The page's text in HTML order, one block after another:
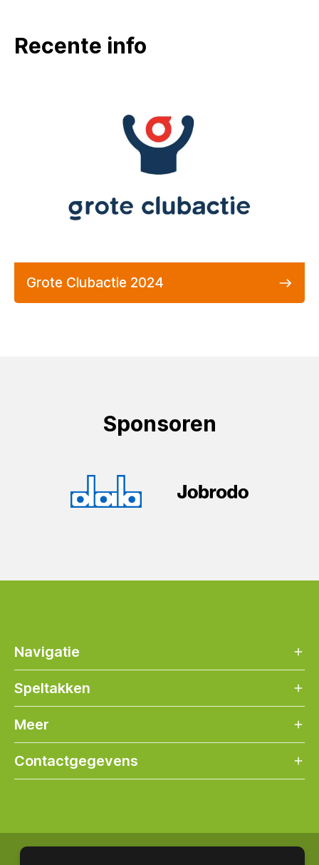
Recente info
Grote Clubactie 2024
Sponsoren
Navigatie
Speltakken
Meer
Contactgegevens